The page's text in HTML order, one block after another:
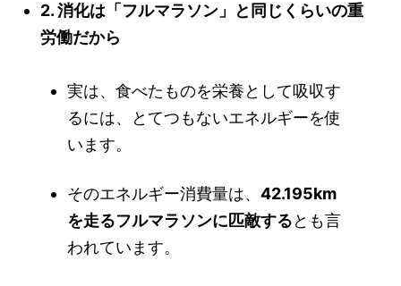
2. 消化は「フルマラソン」と同じくらいの重
労働だから
実は、食べたものを栄養として吸収す
るには、とてつもないエネルギーを使
います。
そのエネルギー消費量は、 42.195km
を走るフルマラソンに匹敵するとも言
われています。